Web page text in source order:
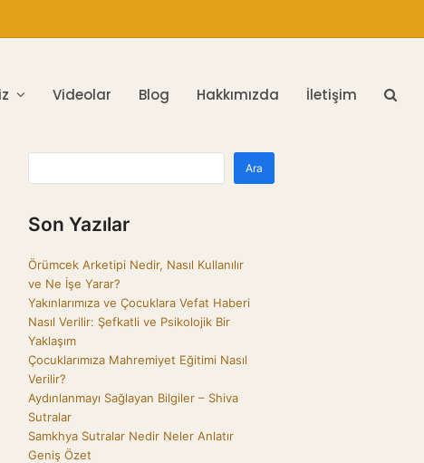
Videolar Blog Hakkımızda İletişim
Ara
Son Yazılar
Örümcek Arketipi Nedir, Nasıl Kullanılır
ve Ne İşe Yarar?
Yakınlarımıza ve Çocuklara Vefat Haberi
Nasıl Verilir: Şefkatli ve Psikolojik Bir
Yaklaşım
Çocuklarımıza Mahremiyet Eğitimi Nasıl
Verilir?
Aydınlanmayı Sağlayan Bilgiler – Shiva
Sutralar
Samkhya Sutralar Nedir Neler Anlatır
Geniş Özet